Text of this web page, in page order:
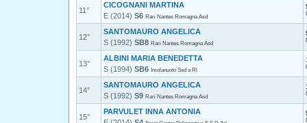
11°
CICOGNANI MARTINA
E (2014) S6 Rari Nantes Romagna Asd
12°
SANTOMAURO ANGELICA
S (1992) SB8 Rari Nantes Romagna Asd
13°
ALBINI MARIA BENEDETTA
S (1994) SB6 Imolanuoto Ssd a Rl
14°
SANTOMAURO ANGELICA
S (1992) S9 Rari Nantes Romagna Asd
15°
PARVULET INNA ANTONIA